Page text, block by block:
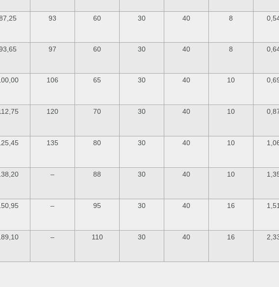
93 60 30 40 8
97 60 30 40 8
106 65 30 40 10
120 70 30 40 10
135 80 30 40 10
– 88 30 40 10
– 95 30 40 16
– 110 30 40 16